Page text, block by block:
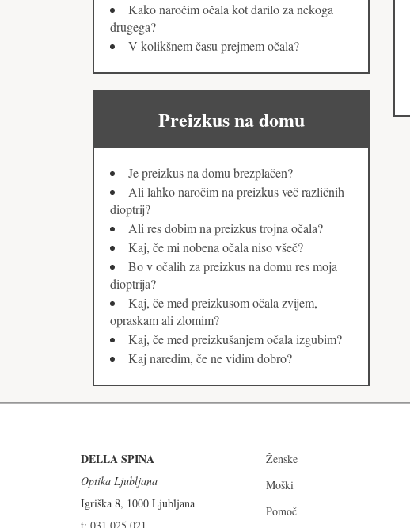
Kako naročim očala kot darilo za nekoga
drugega?
V kolikšnem času prejmem očala?
Preizkus na domu
Je preizkus na domu brezplačen?
Ali lahko naročim na preizkus več različnih
dioptrij?
Ali res dobim na preizkus trojna očala?
Kaj, če mi nobena očala niso všeč?
Bo v očalih za preizkus na domu res moja
dioptrija?
Kaj, če med preizkusom očala zvijem,
opraskam ali zlomim?
Kaj, če med preizkušanjem očala izgubim?
Kaj naredim, če ne vidim dobro?
DELLA SPINA
Optika Ljubljana
Igriška 8, 1000 Ljubljana
Ženske
Moški
Pomoč